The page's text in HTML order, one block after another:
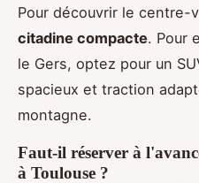
Pour découvrir le centre-
citadine compacte. Pour
le Gers, optez pour un
spacieux et traction
montagne.
Faut-il réserver à
à Toulouse ?